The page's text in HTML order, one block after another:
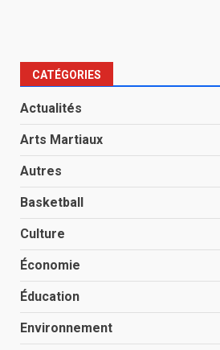
CATÉGORIES
Actualités
Arts Martiaux
Autres
Basketball
Culture
Économie
Éducation
Environnement